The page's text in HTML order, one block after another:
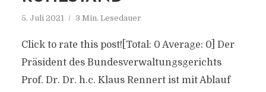
5. Juli 2021 3 Min. Lesedauer
Click to rate this post![Total: 0 Average: 0] Der
Präsident des Bundesverwaltungsgerichts
Prof. Dr. Dr. h.c. Klaus Rennert ist mit Ablauf